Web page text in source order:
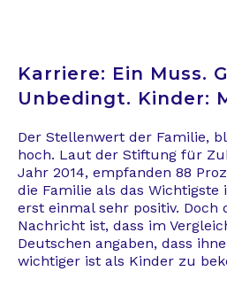
Karriere: Ein Muss.
Unbedingt. Kinder:
Der Stellenwert der Familie,
hoch. Laut der Stiftung für
Jahr 2014, empfanden 88
die Familie als das Wichtigste
erst einmal sehr positiv. Doch
Nachricht ist, dass im
Deutschen angaben, dass
wichtiger ist als Kinder zu